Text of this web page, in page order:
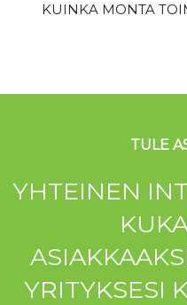
KUINKA MONTA
TULE
YHTEINEN
YRITYKSESI